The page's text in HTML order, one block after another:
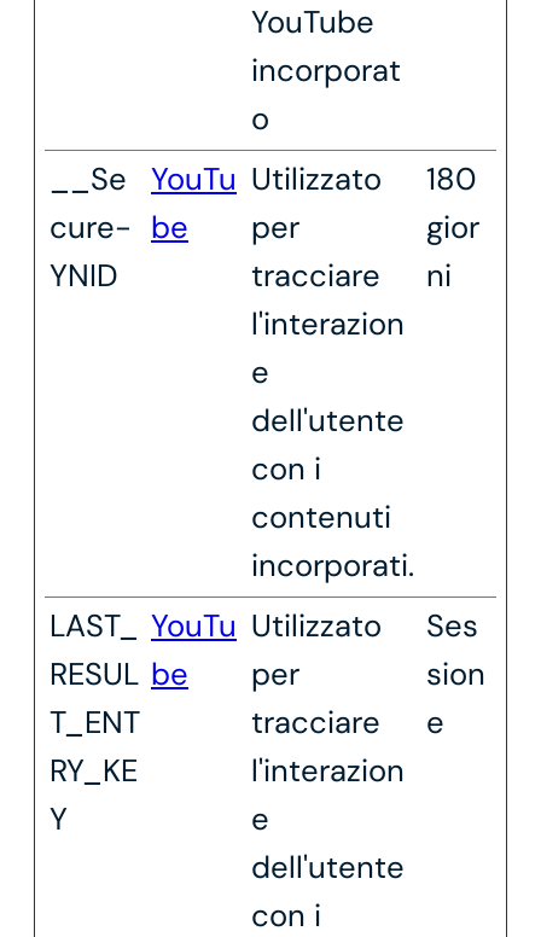
YouTube
incorporat
o
__Se
cure-
YNID
YouTu
be
Utilizzato
per
tracciare
l'interazion
e
dell'utente
con i
contenuti
incorporati.
180
gior
ni
LAST_
RESUL
T_ENT
RY_KE
Y
YouTu
be
Utilizzato
per
tracciare
l'interazion
e
dell'utente
con i
Ses
sion
e